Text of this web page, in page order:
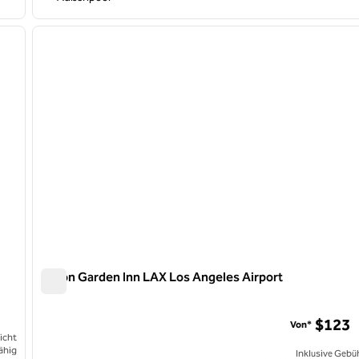
nächstes Bild
1 von 12
Hilton Garden Inn LAX Los Angeles Airport
Von* $123
Inklusive